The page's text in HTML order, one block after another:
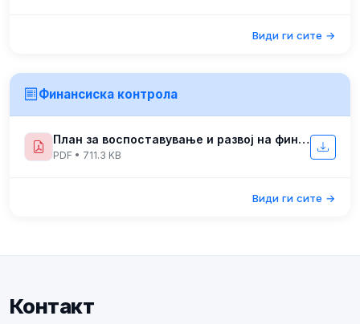
Види ги сите →
Финансиска контрола
План за воспоставување и развој на финансико управувње и контрола
PDF • 711.3 KB
Види ги сите →
Контакт